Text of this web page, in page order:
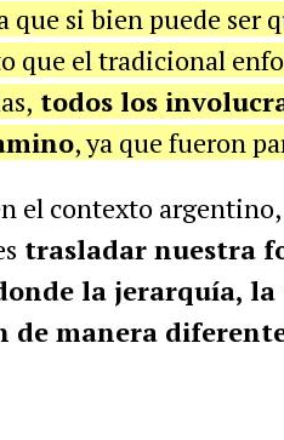
si bien puede ser
que el tradicional
todos los
, ya que fueron
el contexto
trasladar nuestra
la jerarquía, la
de manera